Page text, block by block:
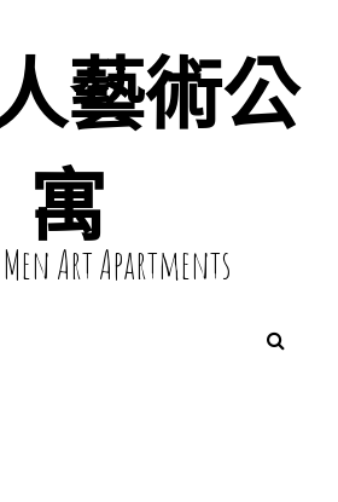
藝術公
寓
Art Apartments